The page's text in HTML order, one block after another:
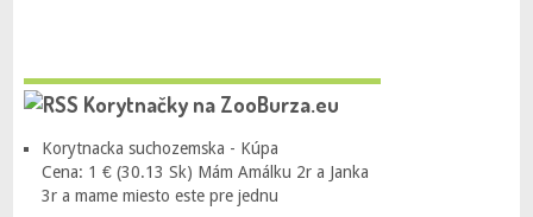
Korytnačky na ZooBurza.eu
Korytnacka suchozemska - Kúpa
Cena: 1 € (30.13 Sk) Mám Amálku 2r a Janka
3r a mame miesto este pre jednu